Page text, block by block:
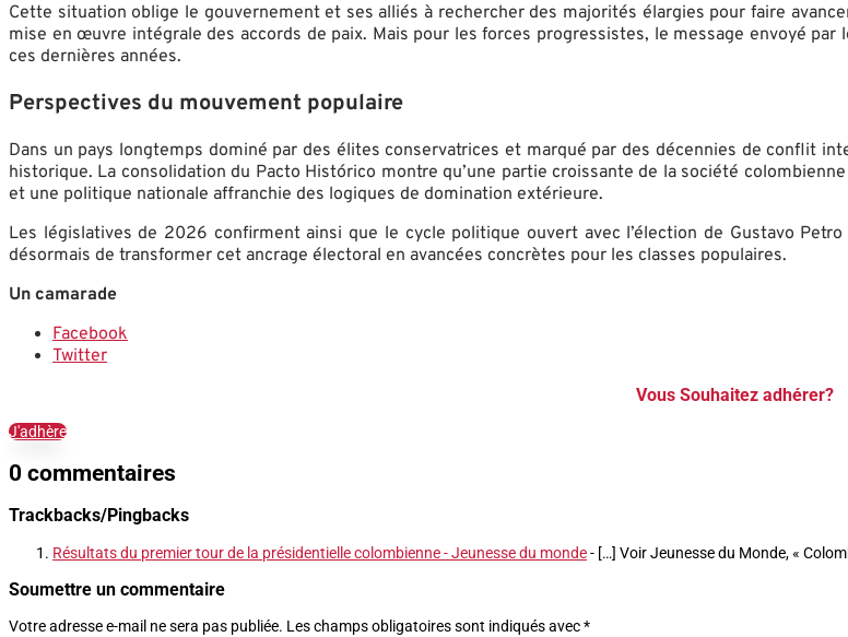
Cette situation oblige le gouvernement et ses alliés à rechercher des majorités élargies pour faire
mise en œuvre intégrale des accords de paix. Mais pour les forces progressistes, le message envoyé
ces dernières années.
Perspectives du mouvement populaire
Dans un pays longtemps dominé par des élites conservatrices et marqué par des décennies de conflit
historique. La consolidation du Pacto Histórico montre qu’une partie croissante de la société
et une politique nationale affranchie des logiques de domination extérieure.
Les législatives de 2026 confirment ainsi que le cycle politique ouvert avec l’élection de Gustavo
désormais de transformer cet ancrage électoral en avancées concrètes pour les classes populaires.
Un camarade
Facebook
Twitter
Vous Souhaitez adhérer?
J'adhère
0 commentaires
Trackbacks/Pingbacks
Résultats du premier tour de la présidentielle colombienne - Jeunesse du monde- […] Voir Jeunesse du Monde, «
Soumettre un commentaire
Votre adresse e-mail ne sera pas publiée. Les champs obligatoires sont indiqués avec*